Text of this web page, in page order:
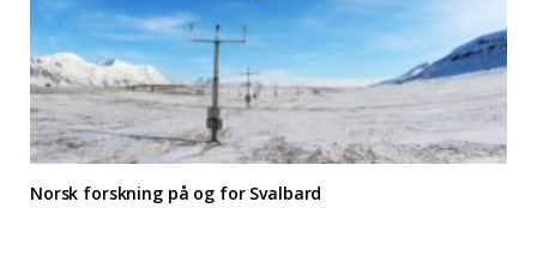
Norsk forskning på og for Svalbard